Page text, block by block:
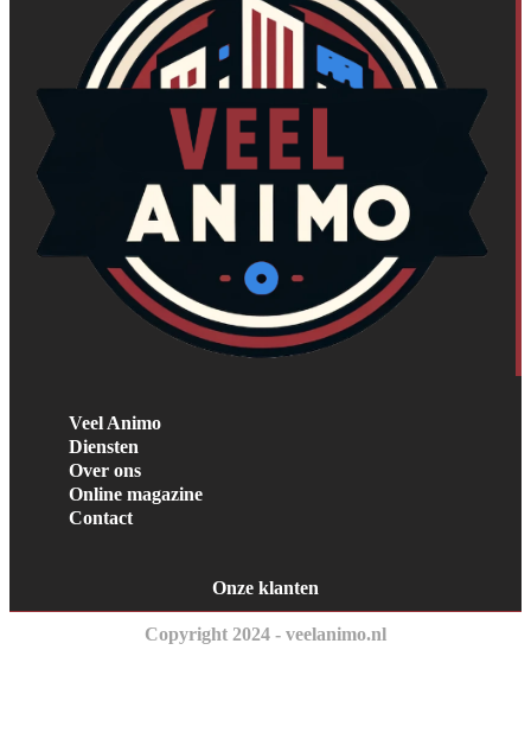
Veel Animo
Diensten
Over ons
Online magazine
Contact
Onze klanten
Copyright 2024 - veelanimo.nl